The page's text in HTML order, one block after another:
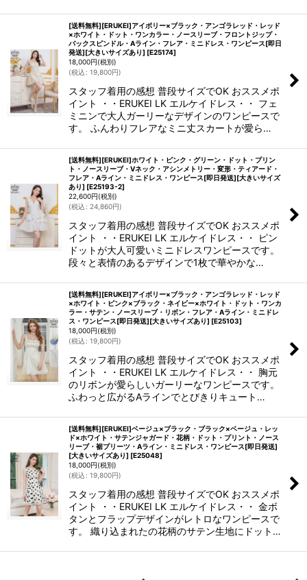
[送料無料][ERUKEI]アイボリー×ブラック・アンゴラレッド・レッド
×ホワイト・ドット・ワンカラー・ノースリーブ・フロントジップ・
バックスピンドル・Aライン・フレア・ミニドレス・ワンピース[即日
発送][大きいサイズあり] [E25174]
18,000円(税別)
(税込 : 19,800円)
スタッフ着用の感想 普段サイズでOK おススメポ
イント ・・ERUKEI LK エルケイドレス・・ フェ
ミニンで大人ガーリーなデザインのワンピースで
す。 ふんわりフレアなミニ丈スカートが愛ら…
[送料無料][ERUKEI]ホワイト・ピンク・グリーン・ドット・プリン
ト・ノースリーブ・Vネック・アシンメトリー・変形・ティアード・
フレア・Aライン・ミニドレス・ワンピース[即日発送][大きいサイズ
あり] [E25193-2]
22,600円(税別)
(税込 : 24,860円)
スタッフ着用の感想 普段サイズでOK おススメポ
イント ・・ERUKEI LK エルケイドレス・・ ピン
ドットが大人可愛いミニドレスワンピースです。
段々と表情のあるデザインで1枚で華やかな…
[送料無料][ERUKEI]アイボリー×ブラック・アンゴラレッド・レッド
×ホワイト・ピンク×ブラック・ネイビー×ホワイト・ドット・ワンカ
ラー・サテン・ノースリーブ・リボン・フレア・Aライン・ミニドレ
ス・ワンピース[即日発送][大きいサイズあり] [E25103]
18,000円(税別)
(税込 : 19,800円)
スタッフ着用の感想 普段サイズでOK おススメポ
イント ・・ERUKEI LK エルケイドレス・・ 胸元
のリボンが愛らしいガーリーなワンピースです。
ふわっと広がるAラインでとびきりキュート…
[送料無料][ERUKEI]ベージュ×ブラック・ブラック×ベージュ・レッ
ド×ホワイト・サテンジャガード・花柄・ドット・プリント・ノース
リーブ・裾プリーツ・Aライン・ミニドレス・ワンピース[即日発送]
[大きいサイズあり] [E25048]
18,000円(税別)
(税込 : 19,800円)
スタッフ着用の感想 普段サイズでOK おススメポ
イント ・・ERUKEI LK エルケイドレス・・ 金ボ
タンとフラップデザインがレトロなワンピースで
す。 織り込まれたの花柄のサテン生地にドット…